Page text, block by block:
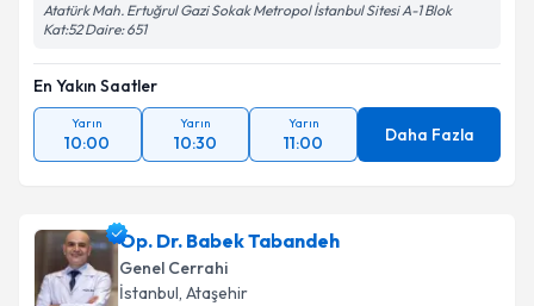
Atatürk Mah. Ertuğrul Gazi Sokak Metropol İstanbul Sitesi A-1 Blok
Kat:52 Daire: 651
En Yakın Saatler
Yarın
10:00
Yarın
10:30
Yarın
11:00 Daha Fazla
Op. Dr. Babek Tabandeh
Genel Cerrahi
İstanbul, Ataşehir